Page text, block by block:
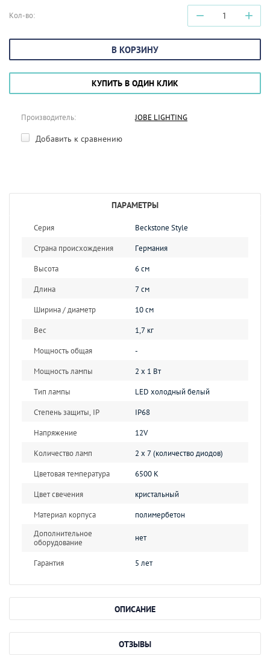
Кол-во: − +
В КОРЗИНУ
КУПИТЬ В ОДИН КЛИК
Производитель: JOBE LIGHTING
Добавить к сравнению
ПАРАМЕТРЫ
Серия
Beckstone Style
Страна происхождения
Германия
Высота
6 см
Длина
7 см
Ширина / диаметр
10 см
Вес
1,7 кг
Мощность общая
-
Мощность лампы
2 х 1 Вт
Тип лампы
LED холодный белый
Степень защиты, IP
IP68
Напряжение
12V
Количество ламп
2 х 7 (количество диодов)
Цветовая температура
6500 К
Цвет свечения
кристальный
Материал корпуса
полимербетон
Дополнительное
оборудование
нет
Гарантия 5 лет
ОПИСАНИЕ
ОТЗЫВЫ